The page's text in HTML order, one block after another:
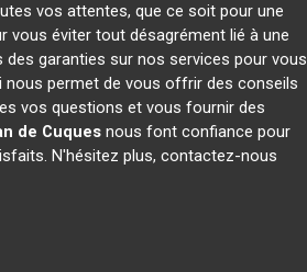
vos attentes, que ce soit pour une
vous éviter tout désagrément lié à une
garanties sur nos services pour vous
nous permet de vous offrir des conseils
vos questions et vous fournir des
de Cuques nous font confiance pour
N'hésitez plus, contactez-nous